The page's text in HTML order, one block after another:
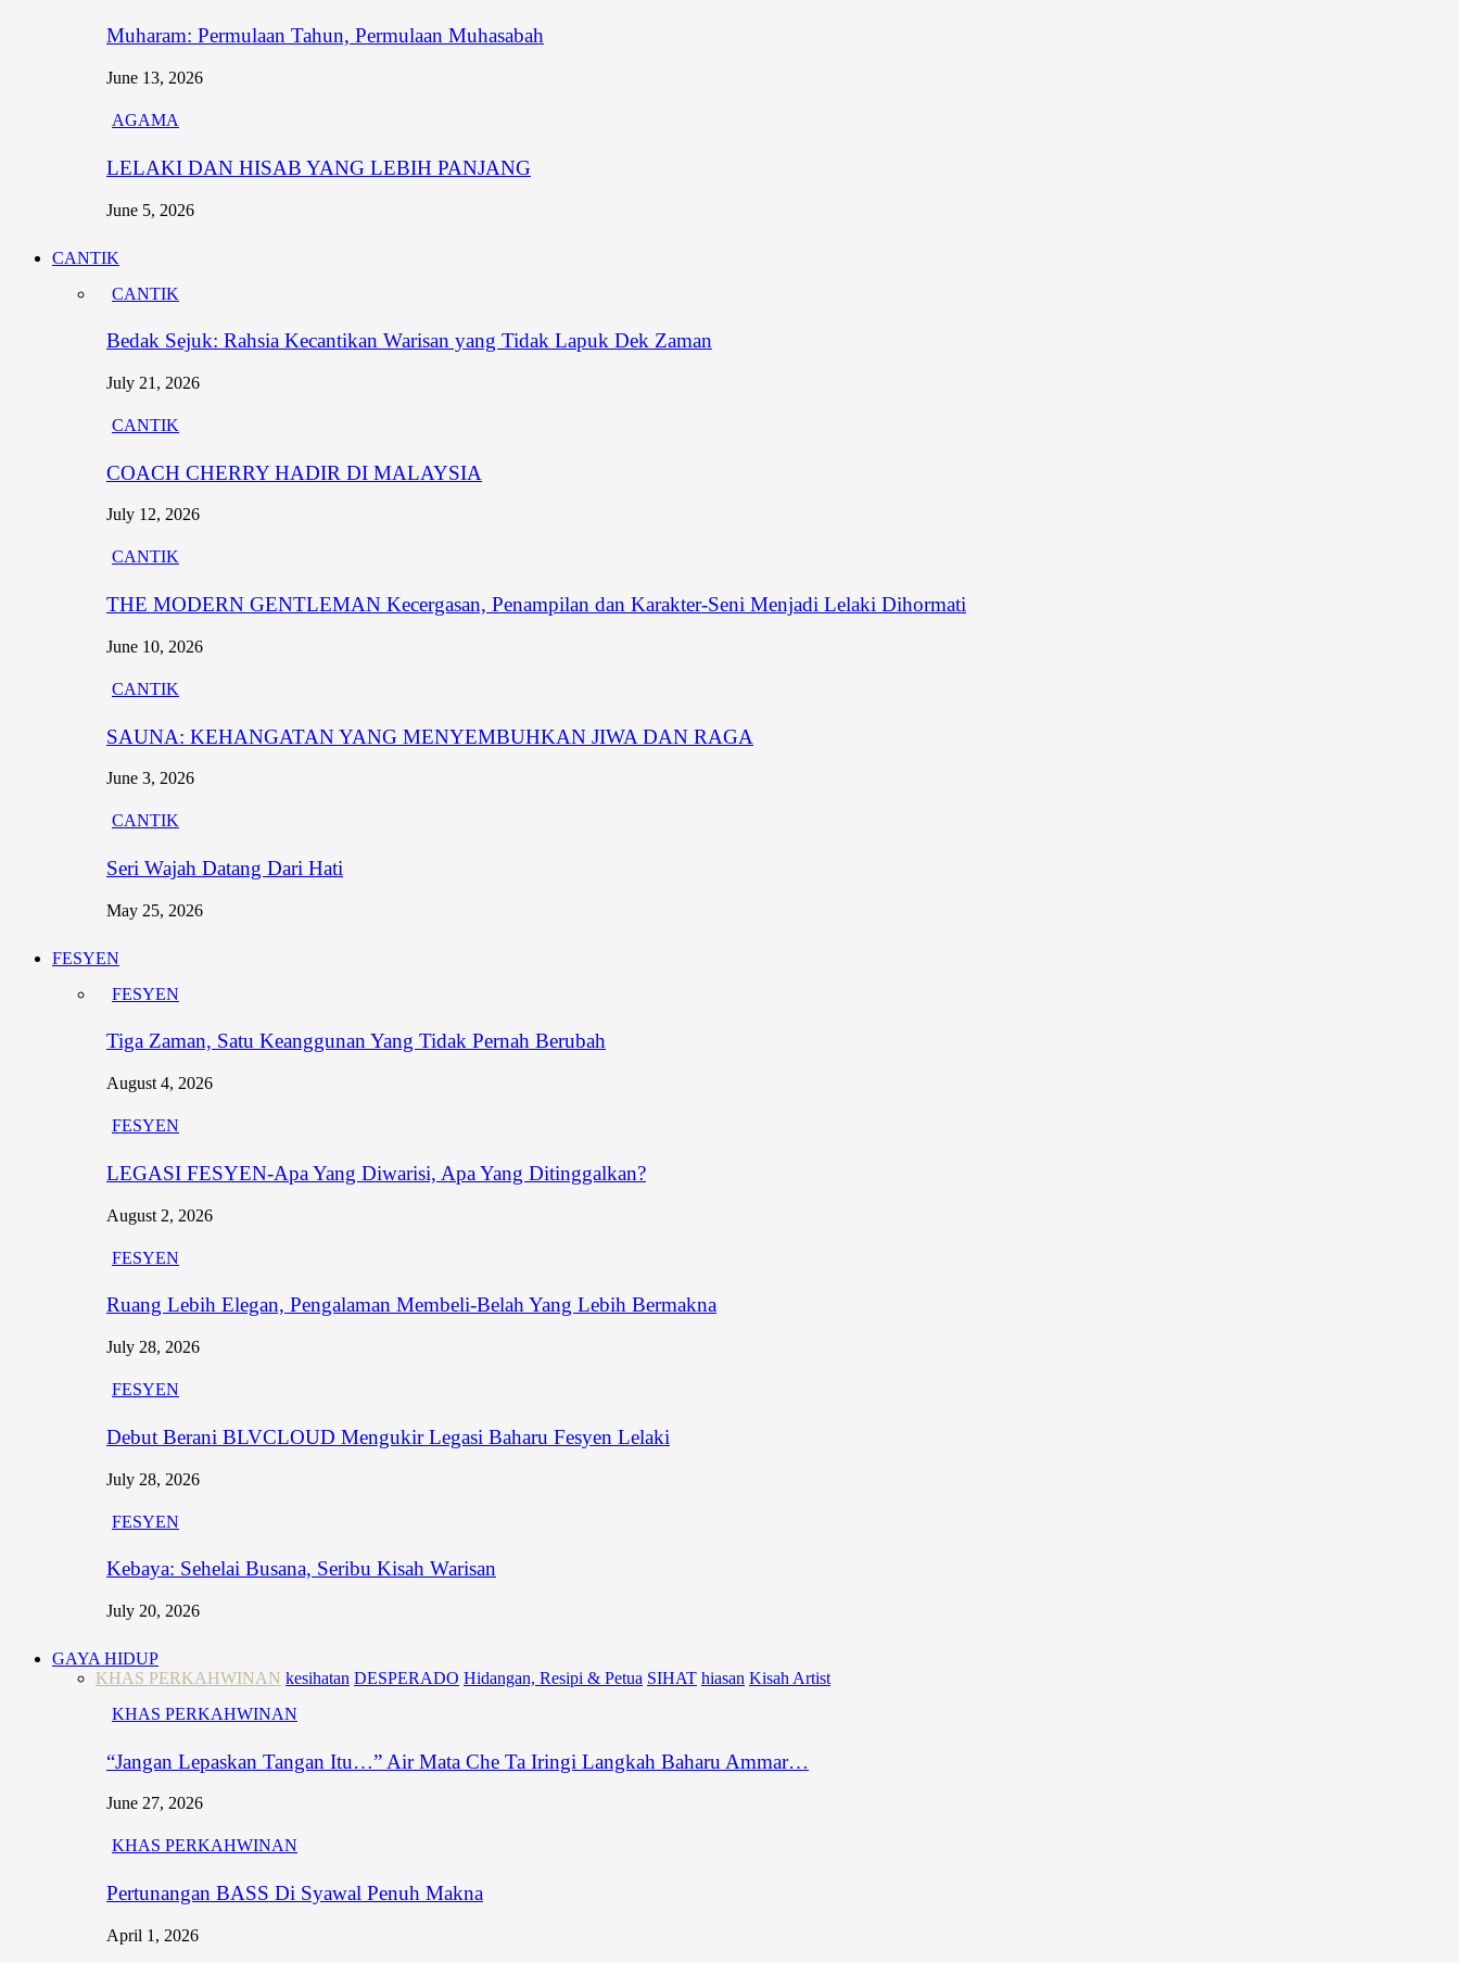
Muharam: Permulaan Tahun, Permulaan Muhasabah
June 13, 2026
AGAMA
LELAKI DAN HISAB YANG LEBIH PANJANG
June 5, 2026
CANTIK
CANTIK
Bedak Sejuk: Rahsia Kecantikan Warisan yang Tidak Lapuk Dek Zaman
July 21, 2026
CANTIK
COACH CHERRY HADIR DI MALAYSIA
July 12, 2026
CANTIK
THE MODERN GENTLEMAN Kecergasan, Penampilan dan Karakter-Seni Menjadi Lelaki Dihormati
June 10, 2026
CANTIK
SAUNA: KEHANGATAN YANG MENYEMBUHKAN JIWA DAN RAGA
June 3, 2026
CANTIK
Seri Wajah Datang Dari Hati
May 25, 2026
FESYEN
FESYEN
Tiga Zaman, Satu Keanggunan Yang Tidak Pernah Berubah
August 4, 2026
FESYEN
LEGASI FESYEN-Apa Yang Diwarisi, Apa Yang Ditinggalkan?
August 2, 2026
FESYEN
Ruang Lebih Elegan, Pengalaman Membeli-Belah Yang Lebih Bermakna
July 28, 2026
FESYEN
Debut Berani BLVCLOUD Mengukir Legasi Baharu Fesyen Lelaki
July 28, 2026
FESYEN
Kebaya: Sehelai Busana, Seribu Kisah Warisan
July 20, 2026
GAYA HIDUP
KHAS PERKAHWINAN kesihatan DESPERADO Hidangan, Resipi & Petua SIHAT hiasan Kisah Artist
KHAS PERKAHWINAN
“Jangan Lepaskan Tangan Itu…” Air Mata Che Ta Iringi Langkah Baharu Ammar…
June 27, 2026
KHAS PERKAHWINAN
Pertunangan BASS Di Syawal Penuh Makna
April 1, 2026